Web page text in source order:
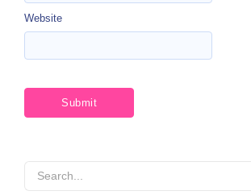
Website